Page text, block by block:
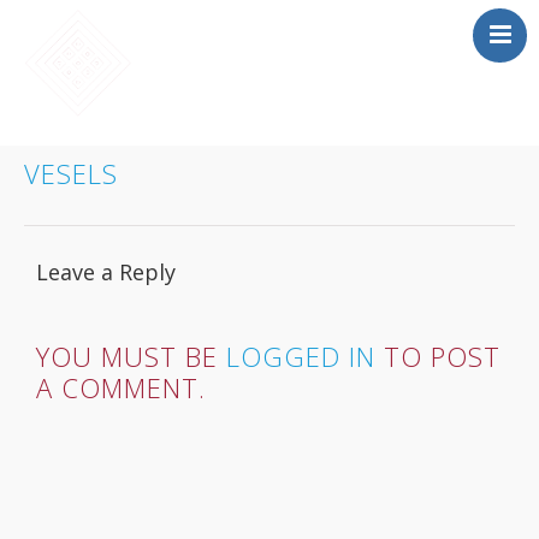
MĀCĪBAS
SAIETS 2026
IEPRIEKŠĒJIE
PAR MUMS
LOMU SPĒLE
VESELS
Leave a Reply
YOU MUST BE LOGGED IN TO POST
A COMMENT.